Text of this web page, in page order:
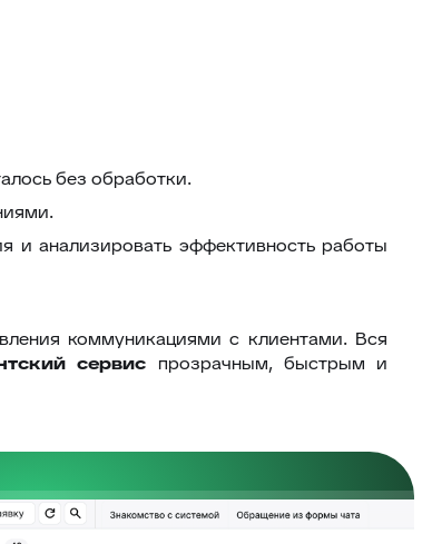
без обработки.
и анализировать эффективность работы
коммуникациями с клиентами. Вся
сервис прозрачным, быстрым и